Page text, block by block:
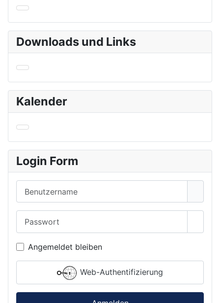
Downloads und Links
Kalender
Login Form
Angemeldet bleiben
Web-Authentifizierung